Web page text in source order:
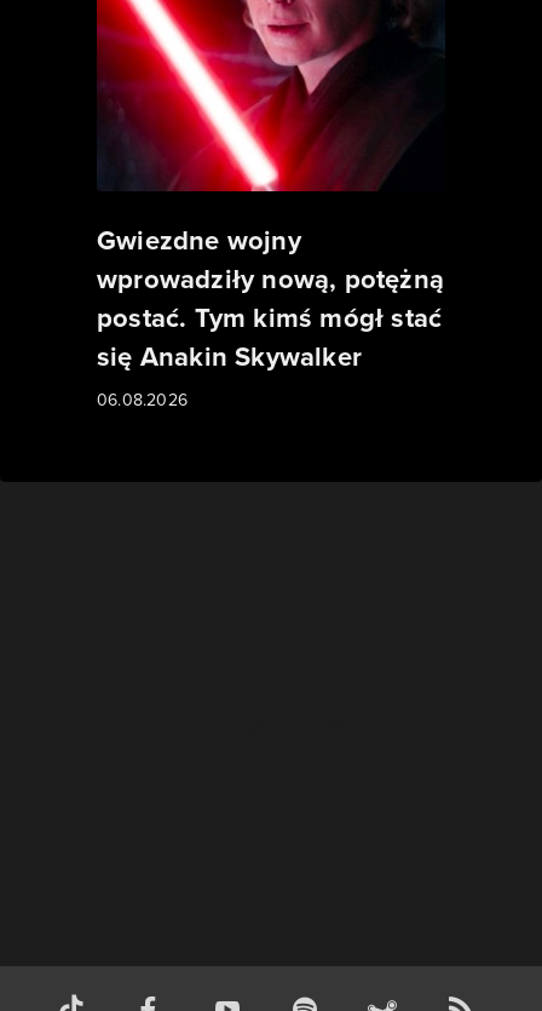
Gwiezdne wojny
wprowadziły nową, potężną
postać. Tym kimś mógł stać
się Anakin Skywalker
06.08.2026